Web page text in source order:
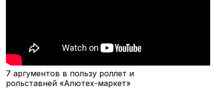
7 аргументов в пользу роллет и
рольставней «Алютех-маркет»